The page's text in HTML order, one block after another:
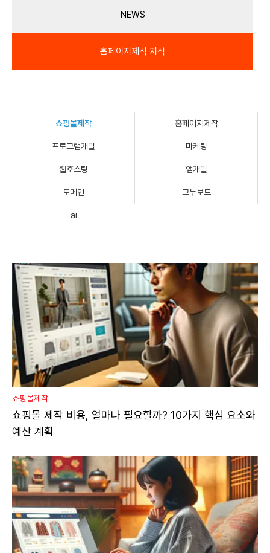
NEWS
홈페이지제작 지식
쇼핑몰제작 홈페이지제작
프로그램개발 마케팅
웹호스팅 앱개발
도메인 그누보드
ai
쇼핑몰제작
쇼핑몰 제작 비용, 얼마나 필요할까? 10가지 핵심 요소와
예산 계획